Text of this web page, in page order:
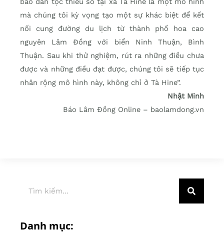
mà chúng tôi kỳ vọng tạo một sự khác biệt để kết
nối cung đường du lịch từ thành phố hoa cao
nguyên Lâm Đồng với biển Ninh Thuận, Bình
Thuận. Sau khi thử nghiệm, rút ra những điều chưa
được và những điều đạt được, chúng tôi sẽ tiếp tục
nhân rộng mô hình này, không chỉ ở Tà Hine”.
Nhật Minh
Báo Lâm Đồng Online – baolamdong.vn
Danh mục: